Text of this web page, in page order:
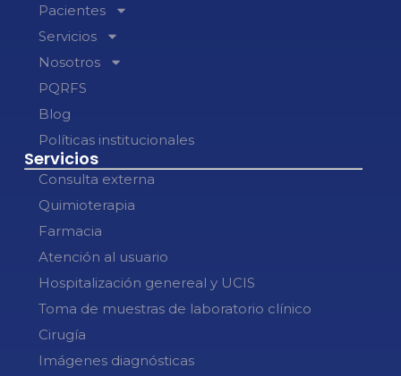
Pacientes
Servicios
Nosotros
PQRFS
Blog
Políticas institucionales
Servicios
Consulta externa
Quimioterapia
Farmacia
Atención al usuario
Hospitalización genereal y UCIS
Toma de muestras de laboratorio clínico
Cirugía
Imágenes diagnósticas